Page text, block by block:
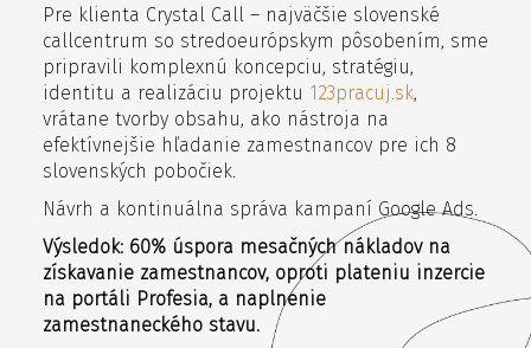
Pre klienta Crystal Call – najväčšie slovenské
callcentrum so stredoeurópskym pôsobením, sme
pripravili komplexnú koncepciu, stratégiu,
identitu a realizáciu projektu 123pracuj.sk,
vrátane tvorby obsahu, ako nástroja na
efektívnejšie hľadanie zamestnancov pre ich 8
slovenských pobočiek.
Návrh a kontinuálna správa kampaní Google Ads.
Výsledok: 60% úspora mesačných nákladov na
získavanie zamestnancov, oproti plateniu inzercie
na portáli Profesia, a naplnenie
zamestnaneckého stavu.